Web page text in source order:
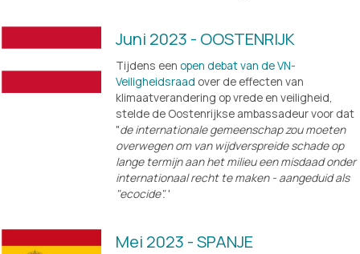
Juni 2023 - OOSTENRIJK
Tijdens een open debat van de VN-
Veiligheidsraad over de effecten van
klimaatverandering op vrede en veiligheid,
stelde de Oostenrijkse ambassadeur voor dat
"de internationale gemeenschap zou moeten
overwegen om van wijdverspreide schade op
lange termijn aan het milieu een misdaad onder
internationaal recht te maken - aangeduid als
"ecocide". '
Mei 2023 - SPANJE